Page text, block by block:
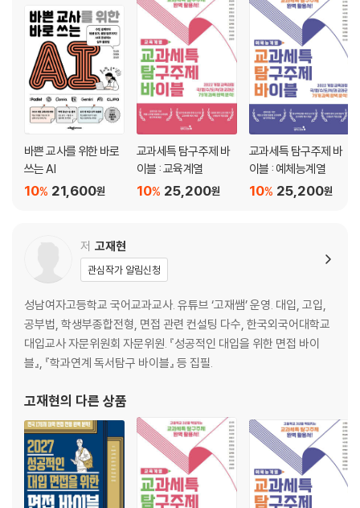
바쁜 교사를 위한 바로
쓰는 AI
21,600원
10%
교과세특 탐구주제 바
이블 : 교육계열
25,200원
10%
교과세특 탐구주제 바
이블 : 예체능계열
25,200원
10%
저 고재현
관심작가 알림신청
성남여자고등학교 국어교과교사. 유튜브 ‘고재쌤’ 운영. 대입, 고입,
공부법, 학생부종합전형, 면접 관련 컨설팅 다수, 한국외국어대학교
대입교사 자문위원회 자문위원. 『성공적인 대입을 위한 면접 바이
블』, 『학과연계 독서탐구 바이블』 등 집필.
고재현의 다른 상품